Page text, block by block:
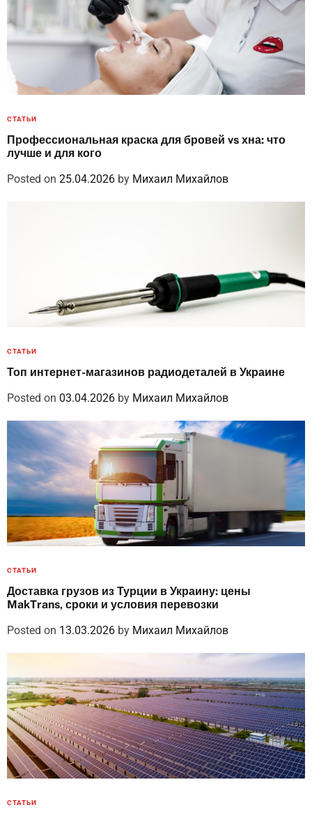
СТАТЬИ
Профессиональная краска для бровей vs хна: что
лучше и для кого
Posted on 25.04.2026 by Михаил Михайлов
СТАТЬИ
Топ интернет-магазинов радиодеталей в Украине
Posted on 03.04.2026 by Михаил Михайлов
СТАТЬИ
Доставка грузов из Турции в Украину: цены
MakTrans, сроки и условия перевозки
Posted on 13.03.2026 by Михаил Михайлов
СТАТЬИ